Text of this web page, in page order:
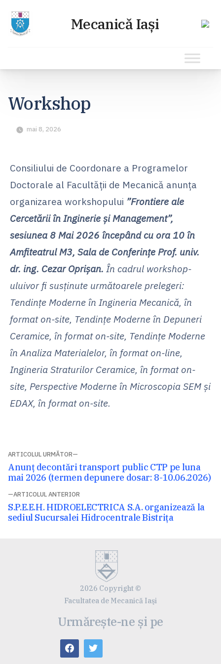
conținut
Workshop
mai 8, 2026
Consiliului de Coordonare a Programelor
Doctorale al Facultății de Mecanică anunța
organizarea workshopului ”Frontiere ale
Cercetării în Inginerie și Management”,
sesiunea 8 Mai 2026 începând cu ora 10 în
Amfiteatrul M3, Sala de Conferințe Prof. univ.
dr. ing. Cezar Oprișan. În cadrul workshop-
uluivor fi susținute următoarele prelegeri:
Tendințe Moderne în Ingineria Mecanică, în
format on-site, Tendințe Moderne în Depuneri
Ceramice, în format on-site, Tendințe Moderne
în Analiza Materialelor, în format on-line,
Ingineria Straturilor Ceramice, în format on-
site, Perspective Moderne în Microscopia SEM și
EDAX, în format on-site.
Navigare
în
articole
ARTICOLUL ANTERIOR
Articolul
anterior:
S.P.E.E.H. HIDROELECTRICA S.A. organizează la
sediul Sucursalei Hidrocentrale Bistriţa
ARTICOLUL URMĂTOR
Articolul
următor:
Anunț decontări transport public CTP pe luna
mai 2026 (termen depunere dosar: 8-10.06.2026)
2026 Copyright ©
Facultatea de Mecanică Iaşi
Urmărește-ne și pe